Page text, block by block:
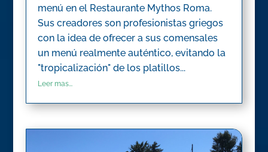
menú en el Restaurante Mythos Roma.
Sus creadores son profesionistas griegos
con la idea de ofrecer a sus comensales
un menú realmente auténtico, evitando la
"tropicalización" de los platillos...
Leer mas...